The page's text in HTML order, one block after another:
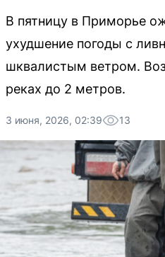
В пятницу в Приморье
ухудшение погоды с
шквалистым ветром.
реках до 2 метров.
3 июня, 2026, 02:39 13